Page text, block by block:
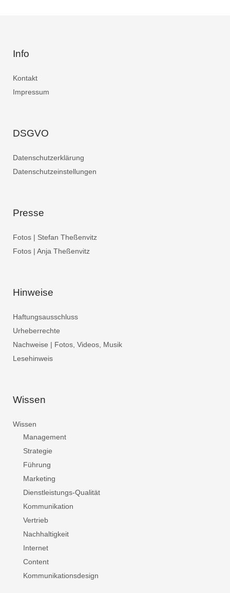
Info
Kontakt
Impressum
DSGVO
Datenschutzerklärung
Datenschutzeinstellungen
Presse
Fotos | Stefan Theßenvitz
Fotos | Anja Theßenvitz
Hinweise
Haftungsausschluss
Urheberrechte
Nachweise | Fotos, Videos, Musik
Lesehinweis
Wissen
Wissen
Management
Strategie
Führung
Marketing
Dienstleistungs-Qualität
Kommunikation
Vertrieb
Nachhaltigkeit
Internet
Content
Kommunikationsdesign